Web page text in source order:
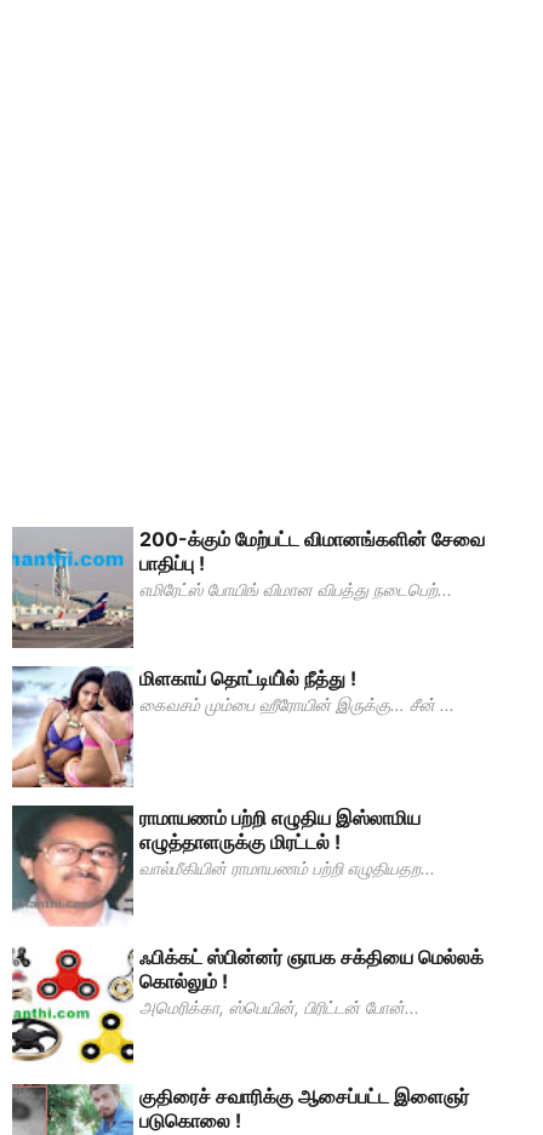
200-க்கும் மேற்பட்ட விமானங்களின் சேவை
பாதிப்பு !
எமிரேட்ஸ் போயிங் விமான விபத்து நடைபெற்...
மிளகாய் தொட்டியி்ல் நீத்து !
கைவசம் மும்பை ஹீரோயின் இருக்கு… சீன் ...
ராமாயணம் பற்றி எழுதிய இஸ்லாமிய
எழுத்தாளருக்கு மிரட்டல் !
வால்மீகியின் ராமாயணம் பற்றி எழுதியதற...
ஃபிக்கட் ஸ்பின்னர் ஞாபக சக்தியை மெல்லக்
கொல்லும் !
அமெரிக்கா, ஸ்பெயின், பிரிட்டன் போன்...
குதிரைச் சவாரிக்கு ஆசைப்பட்ட இளைஞர்
படுகொலை !